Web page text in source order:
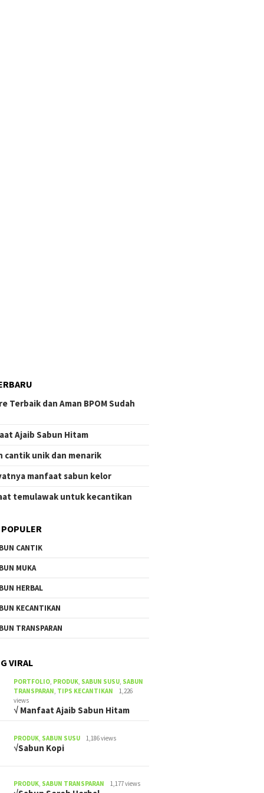
Terbaik dan Aman BPOM Sudah
Ajaib Sabun Hitam
cantik unik dan menarik
manfaat sabun kelor
temulawak untuk kecantikan
CANTIK
MUKA
HERBAL
KECANTIKAN
TRANSPARAN
VIRAL
PORTFOLIO, PRODUK, SABUN SUSU, SABUN
TRANSPARAN, TIPS KECANTIKAN
1,226
views
√ Manfaat Ajaib Sabun Hitam
PRODUK, SABUN SUSU 1,186 views
√Sabun Kopi
PRODUK, SABUN TRANSPARAN 1,177 views